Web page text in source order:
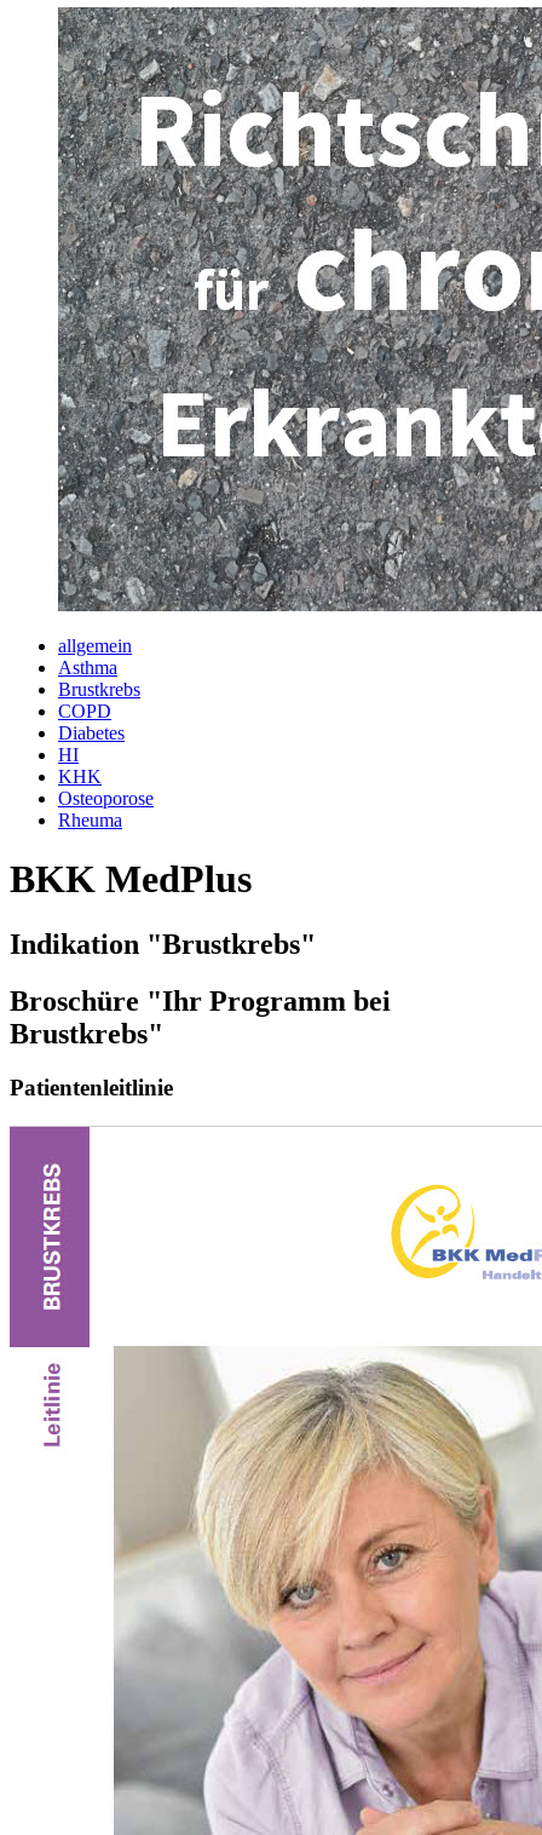
allgemein
Asthma
Brustkrebs
COPD
Diabetes
HI
KHK
Osteoporose
Rheuma
BKK MedPlus
Indikation "Brustkrebs"
Broschüre "Ihr Programm bei
Brustkrebs"
Patientenleitlinie